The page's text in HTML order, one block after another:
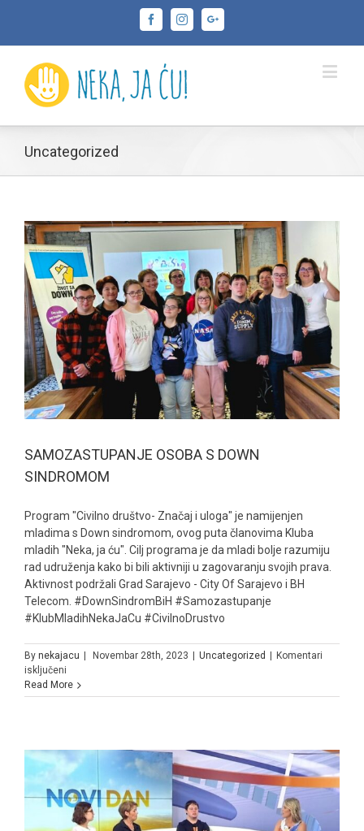
FacebookInstagramGoogle+
Uncategorized
SAMOZASTUPANJE OSOBA S DOWN
SINDROMOM
Program "Civilno društvo- Značaj i uloga" je namijenjen
mladima s Down sindromom, ovog puta članovima Kluba
mladih "Neka, ja ću". Cilj programa je da mladi bolje razumiju
rad udruženja kako bi bili aktivniji u zagovaranju svojih prava.
Aktivnost podržali Grad Sarajevo - City Of Sarajevo i BH
Telecom. #DownSindromBiH #Samozastupanje
#KlubMladihNekaJaCu #CivilnoDrustvo
By nekajacu Novembar 28th, 2023 Uncategorized
Komentari
isključeni
SAMOZASTUPANJE
OSOBA
Read More